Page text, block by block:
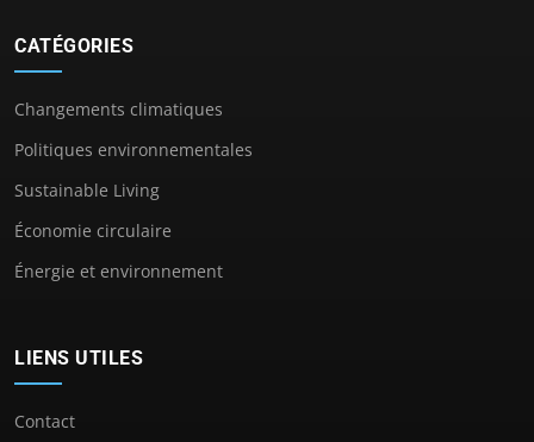
CATÉGORIES
Changements climatiques
Politiques environnementales
Sustainable Living
Économie circulaire
Énergie et environnement
LIENS UTILES
Contact